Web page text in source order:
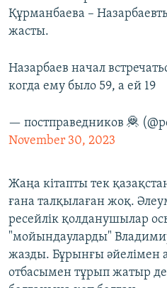
Құрманбаева –
жасты.
Назарбаев начал
когда ему было 59, а ей 19
— постправедников 🦧
November 30, 2023
Жаңа кітапты тек
ғана талқылаған жоқ.
ресейлік қолданушылар
"мойындауларды"
жазды. Бұрынғы
отбасымен тұрып жатыр